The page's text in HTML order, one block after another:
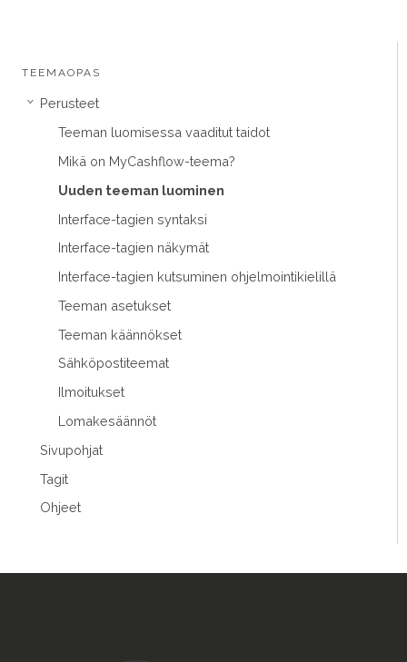
TEEMAOPAS
›
Perusteet
Teeman luomisessa vaaditut taidot
Mikä on MyCashflow-teema?
Uuden teeman luominen
Interface-tagien syntaksi
Interface-tagien näkymät
Interface-tagien kutsuminen ohjelmointikielillä
Teeman asetukset
Teeman käännökset
Sähköpostiteemat
Ilmoitukset
Lomakesäännöt
Sivupohjat
Tagit
Ohjeet